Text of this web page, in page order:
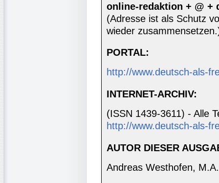
online-redaktion + @ +
(Adresse ist als Schutz
wieder
PORTAL:
http://www.deutsch-als-
INTERNET-ARCHIV:
(ISSN 1439-3611) - Alle
http://www.deutsch-als-
AUTOR DIESER
Andreas Westhofen, M.A.